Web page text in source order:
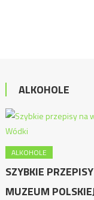
ALKOHOLE
ALKOHOLE
SZYBKIE
MUZEUM